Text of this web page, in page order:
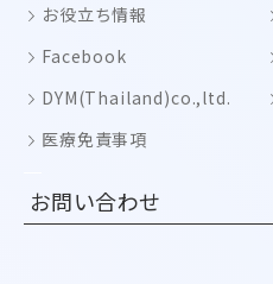
お役立ち情報
Facebook
DYM(Thailand)co.,ltd.
医療免責事項
お問い合わせ